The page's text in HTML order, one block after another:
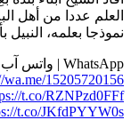
العلم عددا من أهل
نموذجا بعلمه، النبيل
WhatsApp | واتس آب
wa.me/15205720156
t.co/RZNPzd0FFf
t.co/JKfdPYYW0s